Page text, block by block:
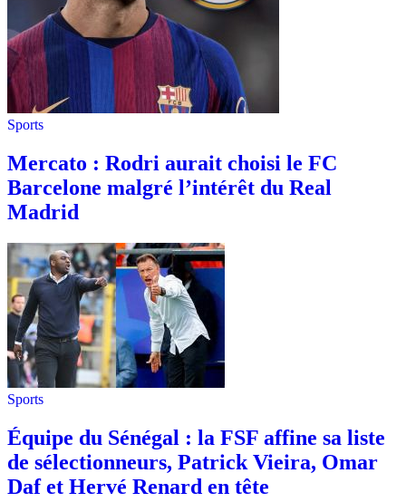
Sports
Mercato : Rodri aurait choisi le FC
Barcelone malgré l’intérêt du Real
Madrid
Sports
Équipe du Sénégal : la FSF affine sa liste
de sélectionneurs, Patrick Vieira, Omar
Daf et Hervé Renard en tête